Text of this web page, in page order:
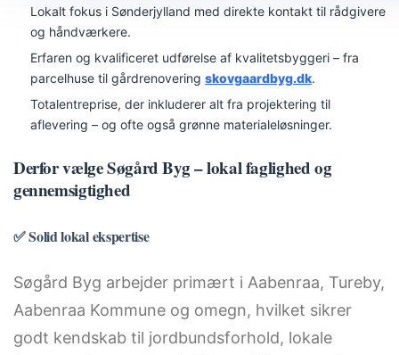
Lokalt fokus i Sønderjylland med direkte kontakt til rådgivere
og håndværkere.
Erfaren og kvalificeret udførelse af kvalitetsbyggeri – fra
parcelhuse til gårdrenovering skovgaardbyg.dk.
Totalentreprise, der inkluderer alt fra projektering til
aflevering – og ofte også grønne materialeløsninger.
Derfor vælge Søgård Byg – lokal faglighed og
gennemsigtighed
✅ Solid lokal ekspertise
Søgård Byg arbejder primært i Aabenraa, Tureby,
Aabenraa Kommune og omegn, hvilket sikrer
godt kendskab til jordbundsforhold, lokale